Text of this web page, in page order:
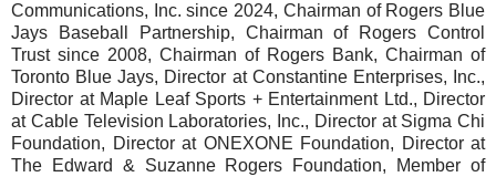
Communications, Inc. since 2024, Chairman of Rogers Blue
Jays Baseball Partnership, Chairman of Rogers Control
Trust since 2008, Chairman of Rogers Bank, Chairman of
Toronto Blue Jays, Director at Constantine Enterprises, Inc.,
Director at Maple Leaf Sports + Entertainment Ltd., Director
at Cable Television Laboratories, Inc., Director at Sigma Chi
Foundation, Director at ONEXONE Foundation, Director at
The Edward & Suzanne Rogers Foundation, Member of